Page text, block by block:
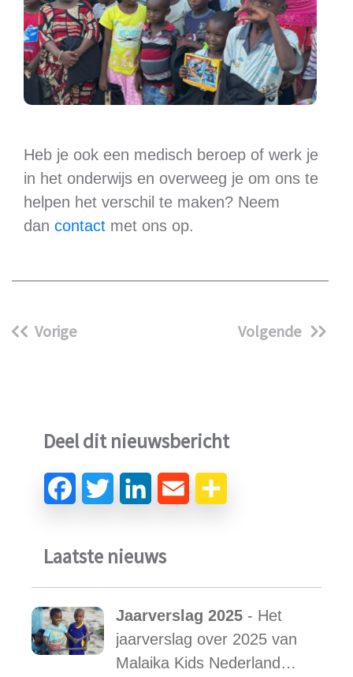
Heb je ook een medisch beroep of werk je
in het onderwijs en overweeg je om ons te
helpen het verschil te maken? Neem
dan contact met ons op.
Vorige Volgende
Deel dit nieuwsbericht
Laatste nieuws
Jaarverslag 2025 - Het
jaarverslag over 2025 van
Malaika Kids Nederland